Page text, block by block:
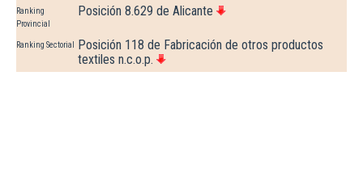
Ranking
Provincial
Posición 8.629 de Alicante
Ranking Sectorial
Posición 118 de Fabricación de otros productos
textiles n.c.o.p.